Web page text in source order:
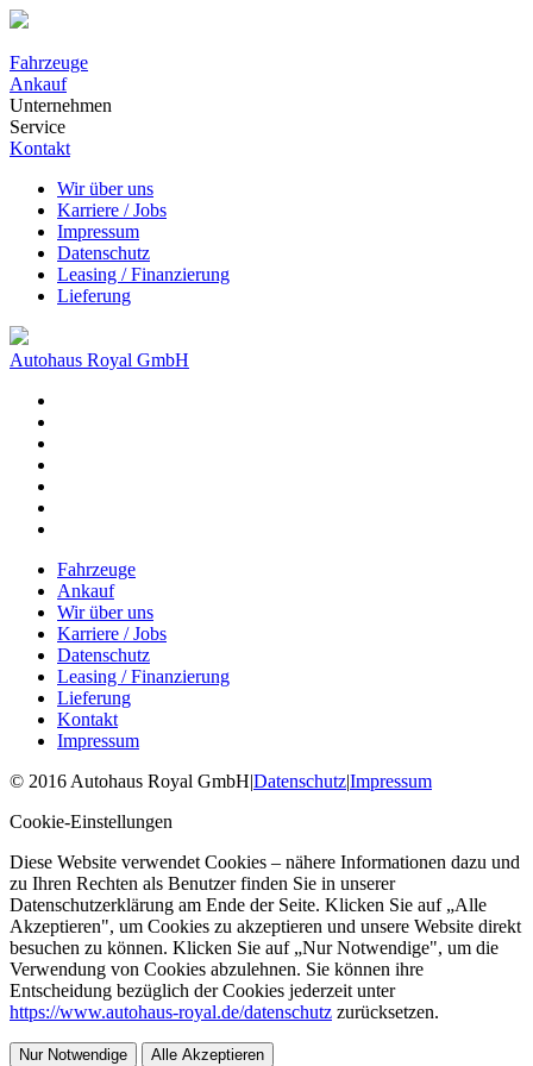
Fahrzeuge
Ankauf
Unternehmen
Service
Kontakt
Wir über uns
Karriere / Jobs
Impressum
Datenschutz
Leasing / Finanzierung
Lieferung
Autohaus Royal GmbH
Fahrzeuge
Ankauf
Wir über uns
Karriere / Jobs
Datenschutz
Leasing / Finanzierung
Lieferung
Kontakt
Impressum
© 2016 Autohaus Royal GmbH|Datenschutz|Impressum
Cookie-Einstellungen
Diese Website verwendet Cookies – nähere Informationen dazu und
zu Ihren Rechten als Benutzer finden Sie in unserer
Datenschutzerklärung am Ende der Seite. Klicken Sie auf „Alle
Akzeptieren", um Cookies zu akzeptieren und unsere Website direkt
besuchen zu können. Klicken Sie auf „Nur Notwendige", um die
Verwendung von Cookies abzulehnen. Sie können ihre
Entscheidung bezüglich der Cookies jederzeit unter
https://www.autohaus-royal.de/datenschutz zurücksetzen.
Nur Notwendige Alle Akzeptieren